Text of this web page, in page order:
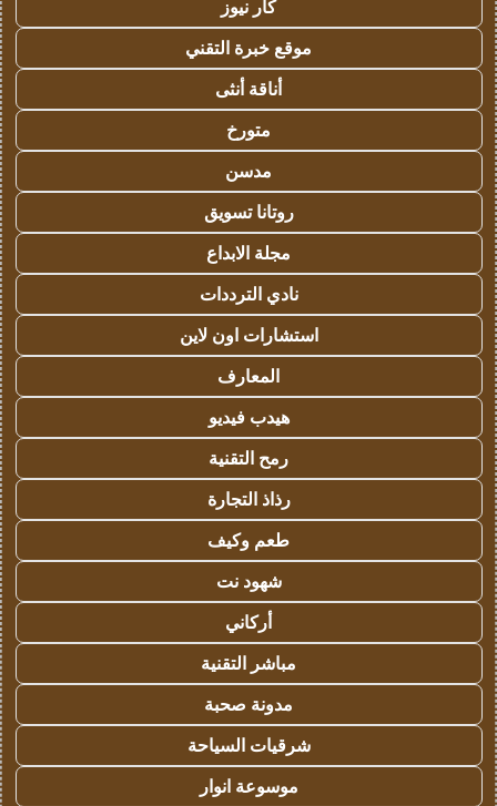
كار نيوز
موقع خبرة التقني
أناقة أنثى
متورخ
مدسن
روتانا تسويق
مجلة الابداع
نادي الترددات
استشارات اون لاين
المعارف
هيدب فيديو
رمح التقنية
رذاذ التجارة
طعم وكيف
شهود نت
أركاني
مباشر التقنية
مدونة صحبة
شرقيات السياحة
موسوعة انوار